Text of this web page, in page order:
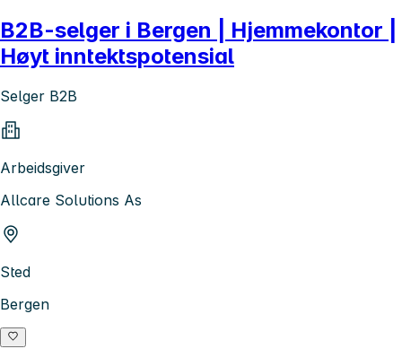
B2B-selger i Bergen | Hjemmekontor |
Høyt inntektspotensial
Selger B2B
Arbeidsgiver
Allcare Solutions As
Sted
Bergen